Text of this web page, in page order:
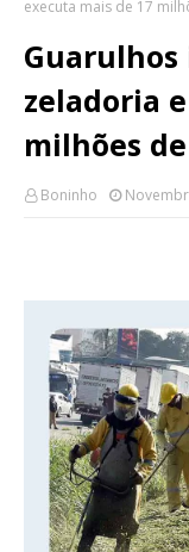
executa mais de 17
zeladoria
milhões
Boninho